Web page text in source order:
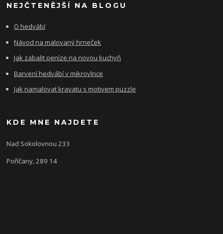
NEJČTENĚJŠÍ NA BLOGU
O hedvábí
Návod na malovaný hrneček
Jak zabalit peníze na novou kuchyň
Barvení hedvábí v mikrovlnce
Jak namalovat kravatu s motivem puzzle
KDE MNE NAJDETE
Nad Sokolovnou 233
Poříčany, 289 14